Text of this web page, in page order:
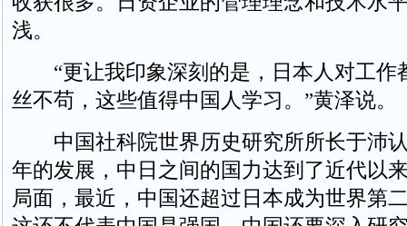
浅。
“更让我印象深刻的是，日本人对工作
丝不苟，这些值得中国人学习。”黄泽说。
中国社科院世界历史研究所所长于沛
年的发展，中日之间的国力达到了近代以
局面，最近，中国还超过日本成为世界第